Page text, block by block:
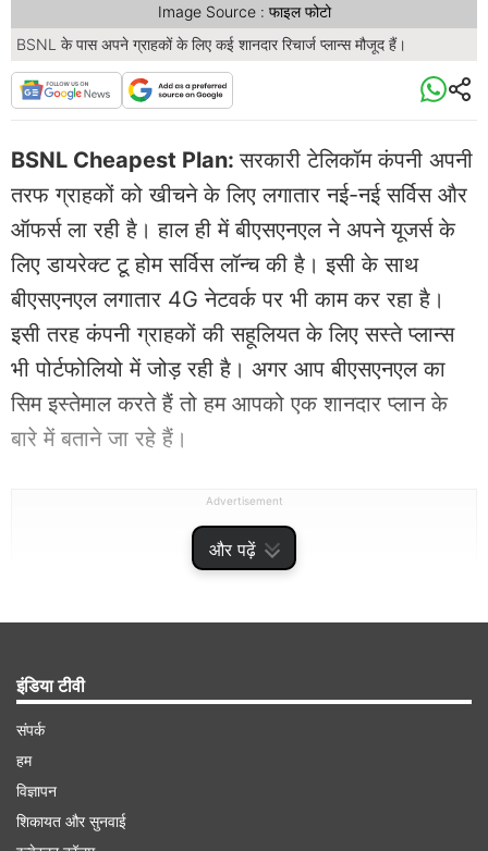
और पढ़ें
BSNL के पास अपने ग्राहकों के लिए कई शानदार रिचार्ज प्लान्स मौजूद हैं।
Image Source : फाइल फोटो
BSNL Cheapest Plan:सरकारी टेलिकॉम कंपनी अपनी
तरफ ग्राहकों को खीचने के लिए लगातार नई-नई सर्विस और
ऑफर्स ला रही है। हाल ही में बीएसएनएल ने अपने यूजर्स के
लिए डायरेक्ट टू होम सर्विस लॉन्च की है। इसी के साथ
बीएसएनएल लगातार 4G नेटवर्क पर भी काम कर रहा है।
इसी तरह कंपनी ग्राहकों की सहूलियत के लिए सस्ते प्लान्स
भी पोर्टफोलियो में जोड़ रही है। अगर आप बीएसएनएल का
सिम इस्तेमाल करते हैं तो हम आपको एक शानदार प्लान के
बारे में बताने जा रहे हैं।
Advertisement
देशभर में करीब 9 करोड़ लोग बीएसएनएल की सर्विस को
इंडिया टीवी
संपर्क
हम
विज्ञापन
शिकायत और सुनवाई